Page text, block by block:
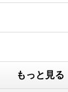
もっと見る